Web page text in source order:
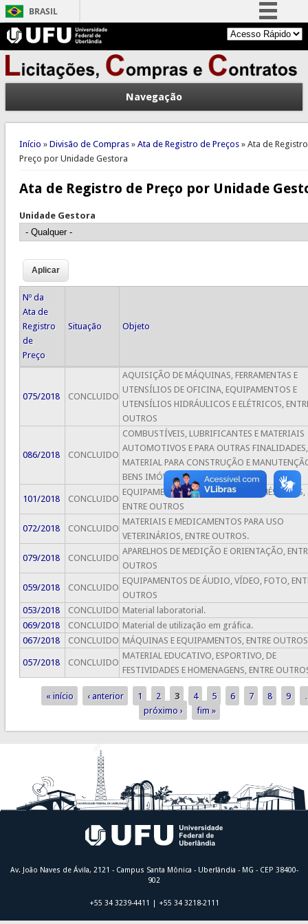
BRASIL
Simplifique!
Comunica BR
Participe
Acesso à informação
Legislação
Canais
Navegação
Você está aqui
Início » Divisão de Compras» Ata de Registro de Preços» Ata de
Preço por Unidade Gestora
Ata de Registro de Preço por Unidade
Unidade Gestora
Nº da
Ata de
Registro
de
Preço
Situação Objeto
075/2018 CONCLUIDO
AQUISIÇÃO DE MÁQUINAS, FERRAMENTAS E
UTENSÍLIOS DE OFICINA, EQUIPAMENTOS E
UTENSÍLIOS HIDRÁULICOS E ELÉTRICOS,
OUTROS
086/2018 CONCLUIDO
COMBUSTÍVEIS, LUBRIFICANTES E MATERIAIS
AUTOMOTIVOS E PARA OUTRAS
MATERIAL PARA CONSTRUÇÃO E
BENS IMÓVEIS, ENTRE OUTROS
101/2018 CONCLUIDO
EQUIPAMENTOS E UTENSÍLIOS DOMÉSTICOS,
ENTRE OUTROS
072/2018 CONCLUIDO
MATERIAIS E MEDICAMENTOS PARA USO
VETERINÁRIOS, ENTRE OUTROS.
079/2018 CONCLUIDO
APARELHOS DE MEDIÇÃO E ORIENTAÇÃO,
OUTROS
059/2018 CONCLUIDO
EQUIPAMENTOS DE ÁUDIO, VÍDEO, FOTO,
OUTROS
053/2018
CONCLUIDO Material laboratorial.
069/2018
CONCLUIDO Material de utilização em gráfica.
067/2018
CONCLUIDO MÁQUINAS E EQUIPAMENTOS, ENTRE OUTROS
057/2018 CONCLUIDO
MATERIAL EDUCATIVO, ESPORTIVO, DE
FESTIVIDADES E HOMENAGENS, ENTRE
Páginas
« início ‹ anterior 1 2 3 4 5 6 7 8 9
próximo ›
fim »
Av. João Naves de Ávila, 2121 - Campus Santa Mônica - Uberlândia - MG - CEP 38400-
902
+55 34 3239-4411 | +55 34 3218-2111